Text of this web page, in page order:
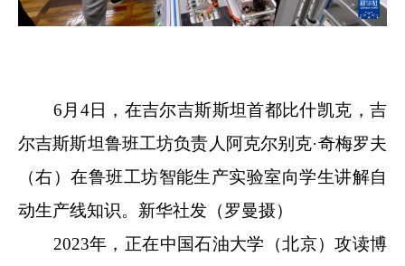
6月4日，在吉尔吉斯斯坦首都比什凯克，吉
尔吉斯斯坦鲁班工坊负责人阿克尔别克·奇梅罗夫
（右）在鲁班工坊智能生产实验室向学生讲解自
动生产线知识。新华社发（罗曼摄）
2023年，正在中国石油大学（北京）攻读博